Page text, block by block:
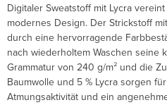
Digitaler Sweatstoff mit Lycra
modernes Design. Der Strickstoff
durch eine hervorragende
nach wiederholtem Waschen seine
Grammatur von 240 g/m² und die
Baumwolle und 5 % Lycra sorgen
Atmungsaktivität und ein